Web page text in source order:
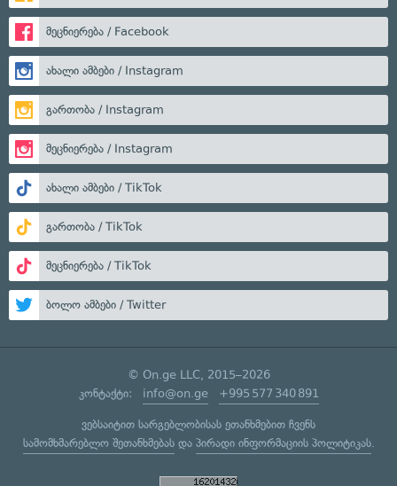
მეცნიერება / Facebook
ახალი ამბები / Instagram
გართობა / Instagram
მეცნიერება / Instagram
ახალი ამბები / TikTok
გართობა / TikTok
მეცნიერება / TikTok
ბოლო ამბები / Twitter
© On.ge LLC, 2015–2026
კონტაქტი: info@on.ge +995 577 340 891
ვებსაიტით სარგებლობისას ეთანხმებით ჩვენს
სამომხმარებლო შეთანხმებასდა პირადი ინფორმაციის პოლიტიკას.